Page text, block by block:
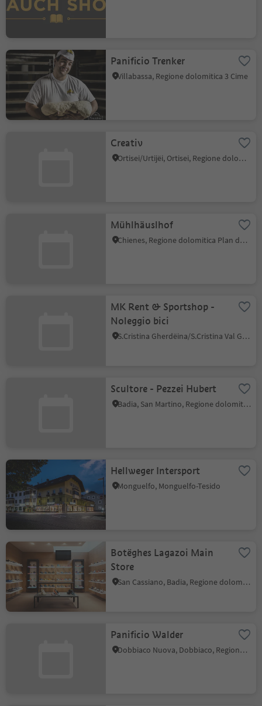
Panificio Trenker
Villabassa, Regione dolomitica 3 Cime
Creativ
Ortisei/Urtijëi, Ortisei, Regione dolomitica Val Gardena
Mühlhäuslhof
Chienes, Regione dolomitica Plan de Corones
MK Rent & Sportshop -
Noleggio bici
S.Cristina Gherdëina/S.Cristina Val Gardena, Santa Cristina Val Gardena, Regione dolomitica Val Gardena
Scultore - Pezzei Hubert
Badia, San Martino, Regione dolomitica Plan de Corones
Hellweger Intersport
Monguelfo, Monguelfo-Tesido
Botëghes Lagazoi Main
Store
San Cassiano, Badia, Regione dolomitica Alta Badia
Panificio Walder
Dobbiaco Nuova, Dobbiaco, Regione dolomitica 3 Cime